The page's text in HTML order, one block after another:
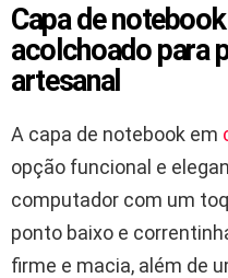
Capa de
acolchoado para
artesanal
A capa de notebook em
opção funcional e
computador com um
ponto baixo e
firme e macia, além de